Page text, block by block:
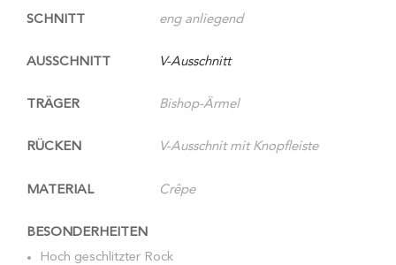
SCHNITT eng anliegend
AUSSCHNITT V-Ausschnitt
TRÄGER Bishop-Ärmel
RÜCKEN V-Ausschnit mit Knopfleiste
MATERIAL Crêpe
BESONDERHEITEN
Hoch geschlitzter Rock